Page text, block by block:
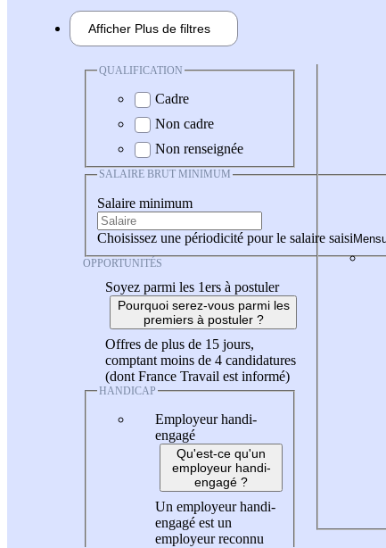
Afficher Plus de filtres
QUALIFICATION
Cadre
Non cadre
Non renseignée
SALAIRE BRUT MINIMUM
Salaire minimum
Choisissez une périodicité pour le salaire saisi
OPPORTUNITÉS
Soyez parmi les 1ers à postuler
Pourquoi serez-vous parmi les
premiers à postuler ?
Offres de plus de 15 jours,
comptant moins de 4 candidatures
(dont France Travail est informé)
HANDICAP
Employeur handi-
engagé
Qu'est-ce qu'un
employeur handi-
engagé ?
Un employeur handi-
engagé est un
employeur reconnu